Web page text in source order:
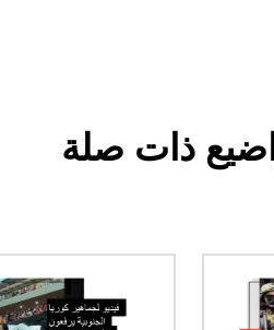
ذات صلة